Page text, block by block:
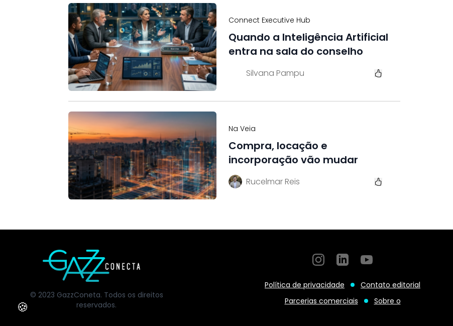
Connect Executive Hub
Quando a Inteligência Artificial
entra na sala do conselho
Silvana Pampu
Na Veia
Compra, locação e
incorporação vão mudar
Rucelmar Reis
© 2023 GazzConeta. Todos os direitos
reservados.
InstagramGitHubGitHub
Política de privacidade
Contato editorial
Parcerias comerciais
Sobre o
🍪